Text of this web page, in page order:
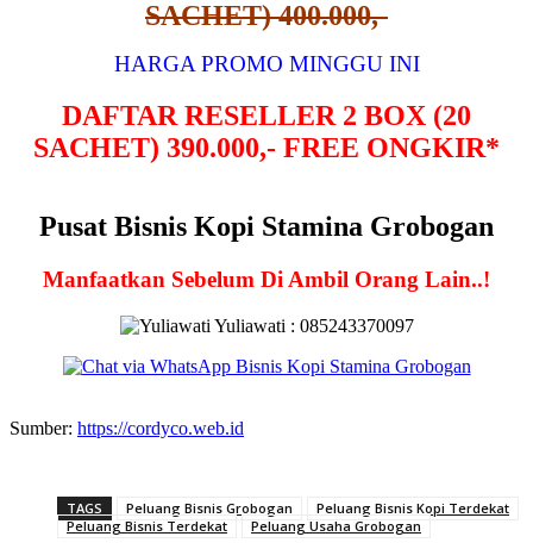
SACHET) 400.000,-
HARGA PROMO MINGGU INI
DAFTAR RESELLER 2 BOX (20
SACHET) 390.000,- FREE ONGKIR*
Pusat Bisnis Kopi Stamina Grobogan
Manfaatkan Sebelum Di Ambil Orang Lain..!
Yuliawati : 085243370097
Sumber: https://cordyco.web.id
TAGS Peluang Bisnis Grobogan
Peluang Bisnis Kopi Terdekat
Peluang Bisnis Terdekat
Peluang Usaha Grobogan